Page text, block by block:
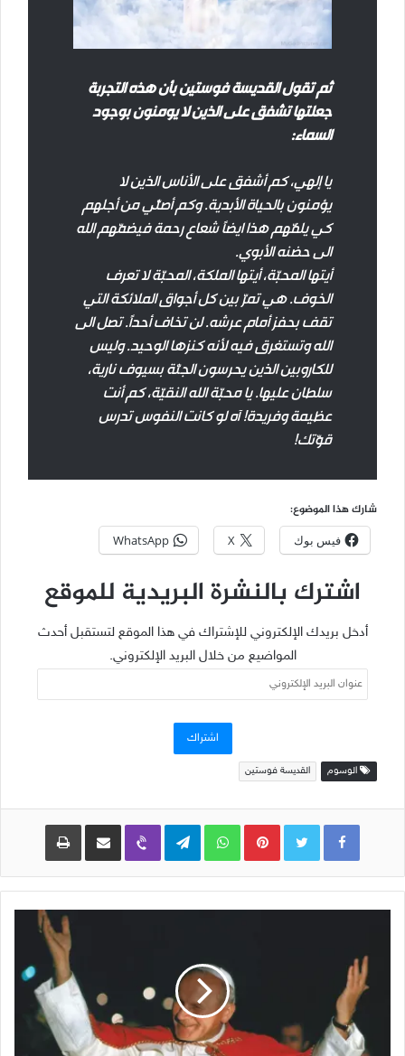
ثم تقول القديسة فوستين بأن هذه التجربة
جعلتها تشفق على الذين لا يومنون بوجود
السماء:
يا إلهي، كم أشفق على الأناس الذين لا
يؤمنون بالحياة الأبدية. وكم أصلّي من أجلهم
كي يلفّهم هذا ايضاً شعاع رحمة فيضمّهم الله
الى حضنه الأبوي.
أيتها المحبّة، أيتها الملكة، المحبّة لا تعرف
الخوف. هي تمرّ بين كل أجواق الملائكة التي
تقف بحفز أمام عرشه. لن تخاف أحداً. تصل الى
الله وتستغرق فيه لأنه كنزها الوحيد. وليس
للكاروبين الذين يحرسون الجنّة بسيوف نارية،
سلطان عليها. يا محبّة الله النقيّة، كم أنت
عظيمة وفريدة! آه لو كانت النفوس تدرس
قوّتك!
شارك هذا الموضوع:
فيس بوك X
WhatsApp
اشترك بالنشرة البريدية للموقع
أدخل بريدك الإلكتروني للإشتراك في هذا الموقع لتستقبل أحدث
المواضيع من خلال البريد الإلكتروني.
عنوان
البريد
اشتراك
الوسوم القديسة فوستين
Pinterest
WhatsApp
Telegram
Viber مشاركة عبر البريد طباعة